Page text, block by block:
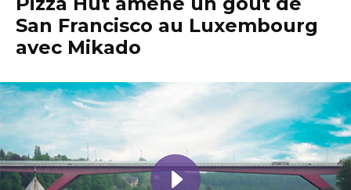
San Francisco au Luxembourg
avec Mikado